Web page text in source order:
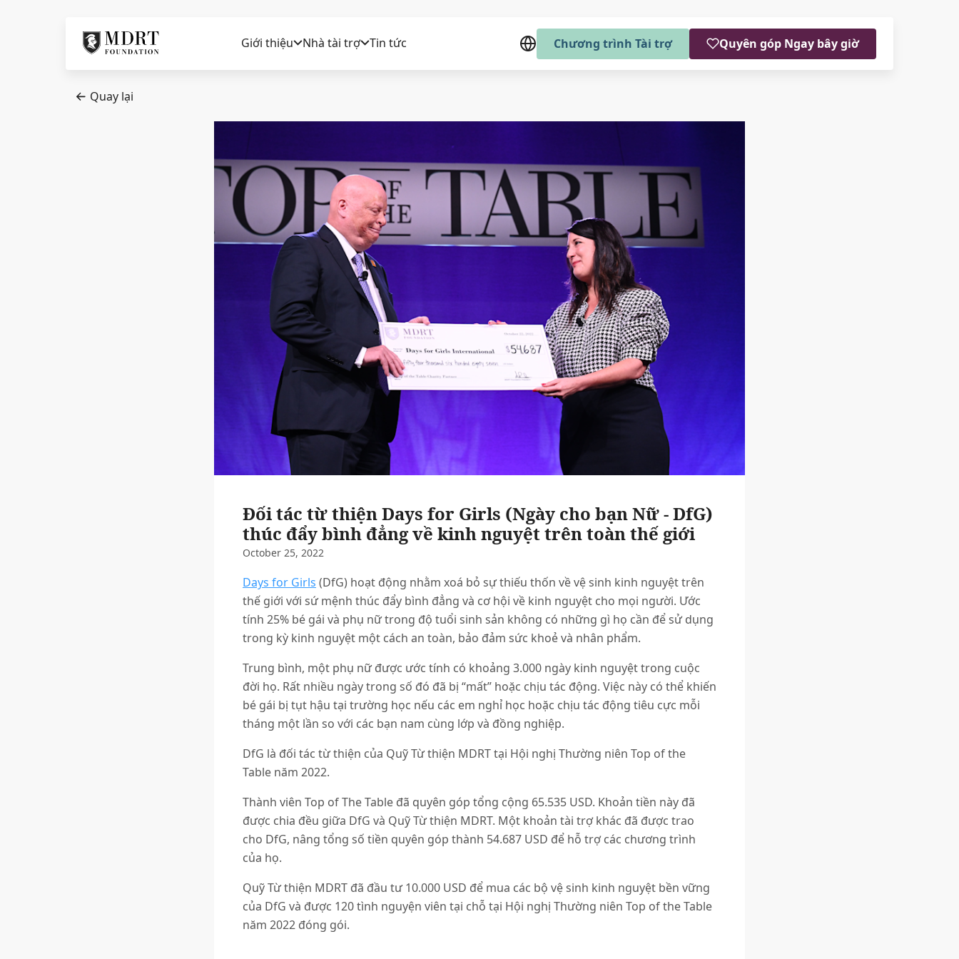
Giới thiệu Nhà tài trợ Tin tức Chương trình Tài trợ Quyên góp Ngay bây giờ
Quay lại
Đối tác từ thiện Days for Girls (Ngày cho bạn Nữ - DfG)
thúc đẩy bình đẳng về kinh nguyệt trên toàn thế giới
October 25, 2022
Days for Girls (DfG) hoạt động nhằm xoá bỏ sự thiếu thốn về vệ sinh kinh nguyệt trên
thế giới với sứ mệnh thúc đẩy bình đẳng và cơ hội về kinh nguyệt cho mọi người. Ước
tính 25% bé gái và phụ nữ trong độ tuổi sinh sản không có những gì họ cần để sử dụng
trong kỳ kinh nguyệt một cách an toàn, bảo đảm sức khoẻ và nhân phẩm.
Trung bình, một phụ nữ được ước tính có khoảng 3.000 ngày kinh nguyệt trong cuộc
đời họ. Rất nhiều ngày trong số đó đã bị “mất” hoặc chịu tác động. Việc này có thể khiến
bé gái bị tụt hậu tại trường học nếu các em nghỉ học hoặc chịu tác động tiêu cực mỗi
tháng một lần so với các bạn nam cùng lớp và đồng nghiệp.
DfG là đối tác từ thiện của Quỹ Từ thiện MDRT tại Hội nghị Thường niên Top of the
Table năm 2022.
Thành viên Top of The Table đã quyên góp tổng cộng 65.535 USD. Khoản tiền này đã
được chia đều giữa DfG và Quỹ Từ thiện MDRT. Một khoản tài trợ khác đã được trao
cho DfG, nâng tổng số tiền quyên góp thành 54.687 USD để hỗ trợ các chương trình
của họ.
Quỹ Từ thiện MDRT đã đầu tư 10.000 USD để mua các bộ vệ sinh kinh nguyệt bền vững
của DfG và được 120 tình nguyện viên tại chỗ tại Hội nghị Thường niên Top of the Table
năm 2022 đóng gói.